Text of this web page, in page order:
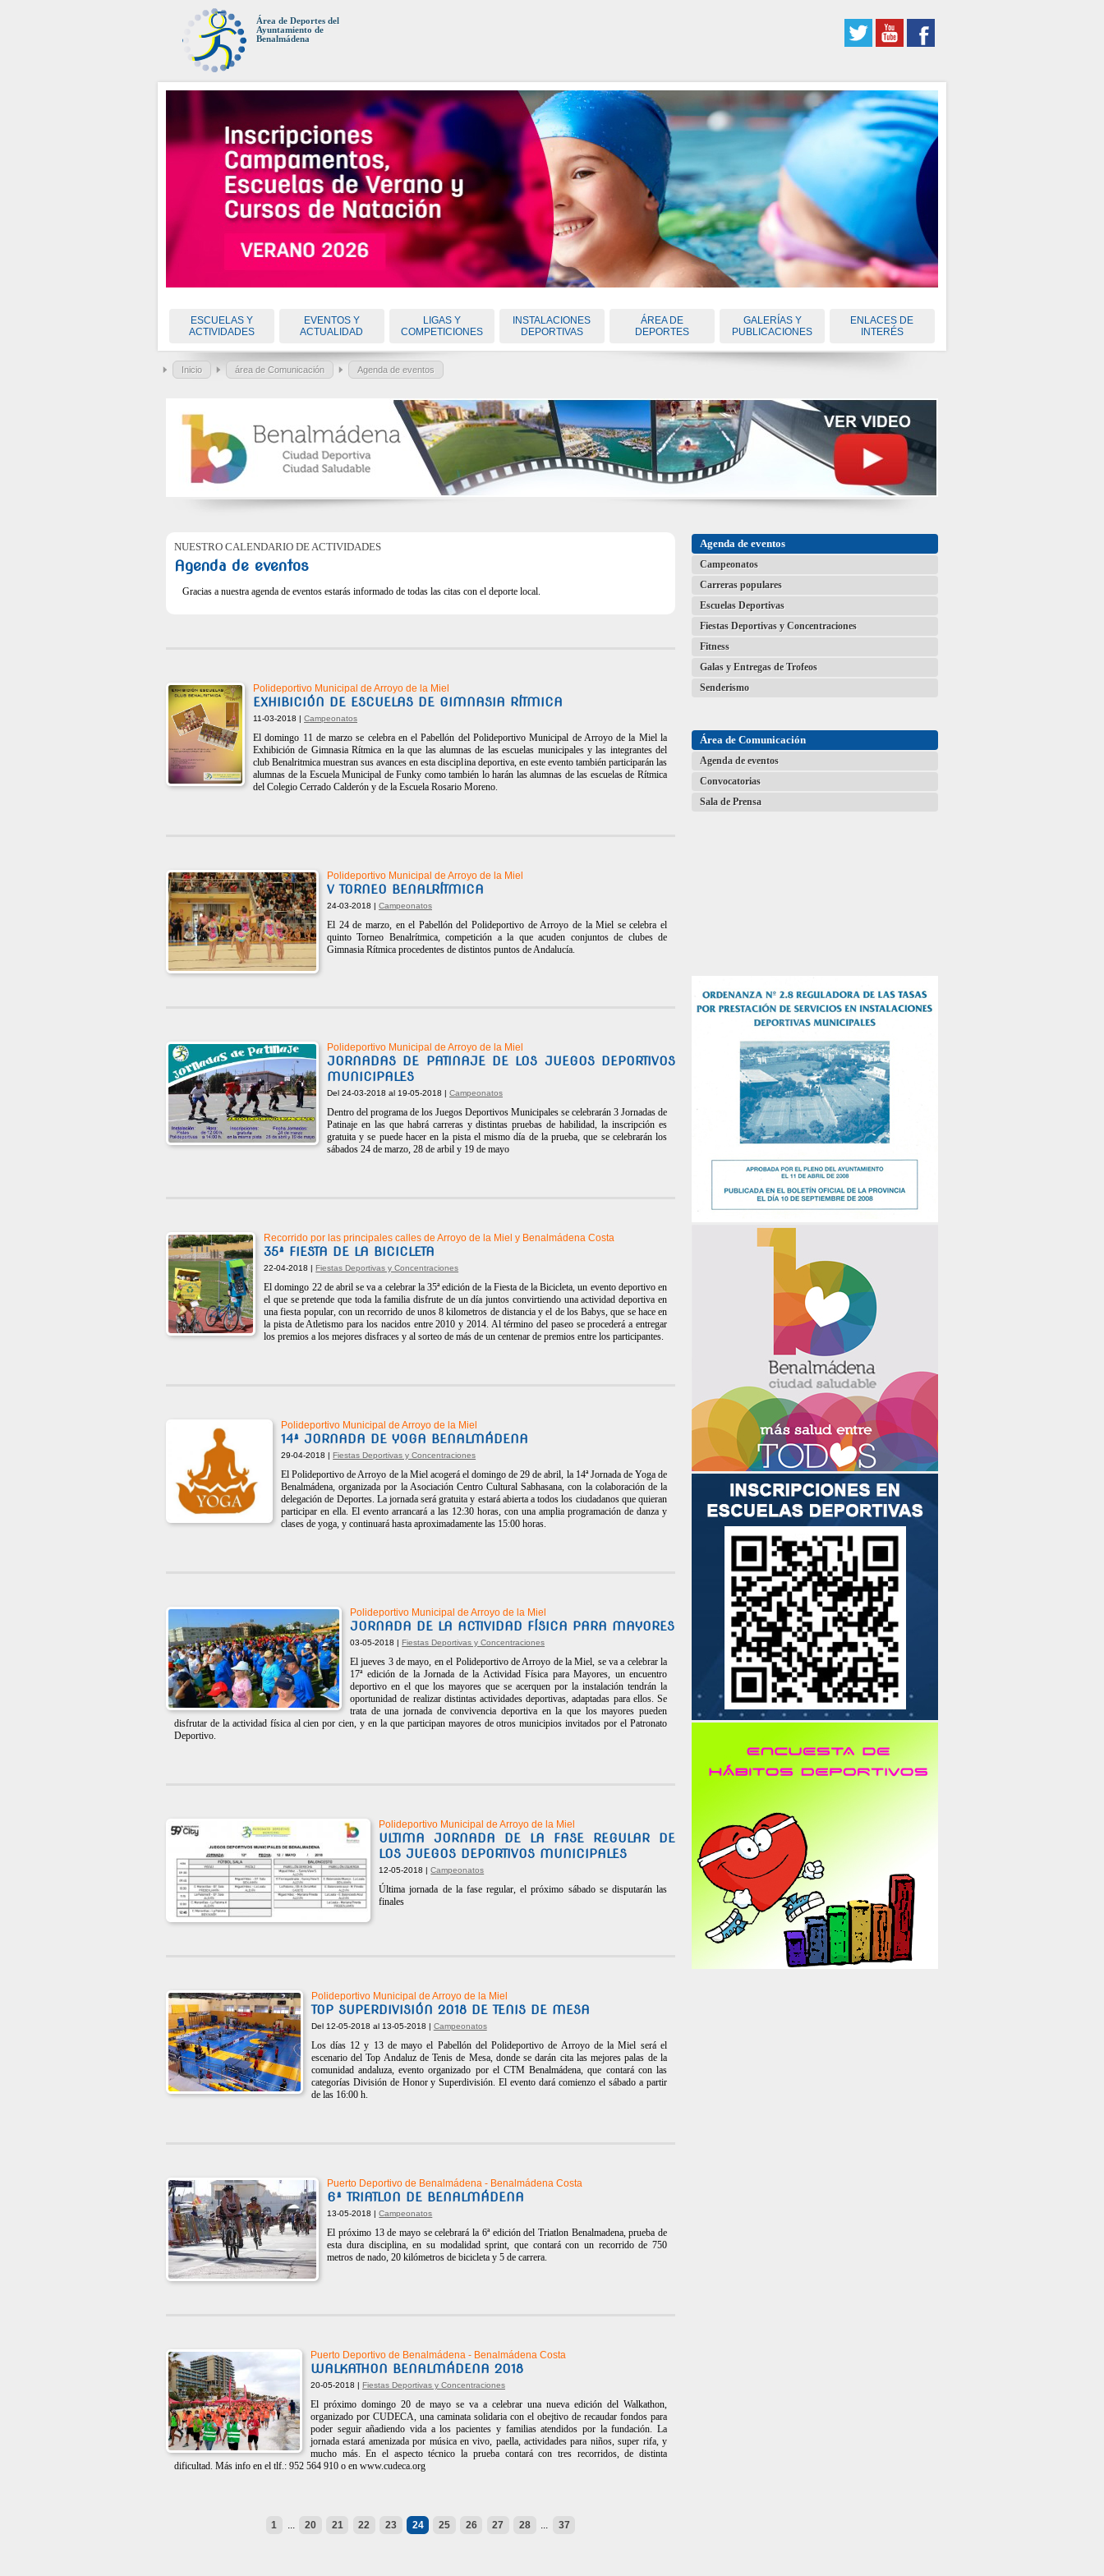
Área de Deportes del
Ayuntamiento de
Benalmádena
ESCUELAS Y
ACTIVIDADES
EVENTOS Y
ACTUALIDAD
LIGAS Y
COMPETICIONES
INSTALACIONES
DEPORTIVAS
ÁREA DE
DEPORTES
GALERÍAS Y
PUBLICACIONES
ENLACES DE
INTERÉS
Inicio área de Comunicación Agenda de eventos
NUESTRO CALENDARIO DE ACTIVIDADES
Agenda de eventos
Gracias a nuestra agenda de eventos estarás informado de todas las citas con el deporte local.
Polideportivo Municipal de Arroyo de la Miel
EXHIBICIÓN DE ESCUELAS DE GIMNASIA RÍTMICA
11-03-2018 | Campeonatos
El domingo 11 de marzo se celebra en el Pabellón del Polideportivo Municipal de Arroyo de la Miel la
Exhibición de Gimnasia Rítmica en la que las alumnas de las escuelas municipales y las integrantes del
club Benalritmica muestran sus avances en esta disciplina deportiva, en este evento también participarán las
alumnas de la Escuela Municipal de Funky como también lo harán las alumnas de las escuelas de Rítmica
del Colegio Cerrado Calderón y de la Escuela Rosario Moreno.
Polideportivo Municipal de Arroyo de la Miel
V TORNEO BENALRÍTMICA
24-03-2018 | Campeonatos
El 24 de marzo, en el Pabellón del Polideportivo de Arroyo de la Miel se celebra el
quinto Torneo Benalrítmica, competición a la que acuden conjuntos de clubes de
Gimnasia Rítmica procedentes de distintos puntos de Andalucía.
Polideportivo Municipal de Arroyo de la Miel
JORNADAS DE PATINAJE DE LOS JUEGOS DEPORTIVOS
MUNICIPALES
Del 24-03-2018 al 19-05-2018 | Campeonatos
Dentro del programa de los Juegos Deportivos Municipales se celebrarán 3 Jornadas de
Patinaje en las que habrá carreras y distintas pruebas de habilidad, la inscripción es
gratuita y se puede hacer en la pista el mismo día de la prueba, que se celebrarán los
sábados 24 de marzo, 28 de arbil y 19 de mayo
Recorrido por las principales calles de Arroyo de la Miel y Benalmádena Costa
35ª FIESTA DE LA BICICLETA
22-04-2018 |Fiestas Deportivas y Concentraciones
El domingo 22 de abril se va a celebrar la 35ª edición de la Fiesta de la Bicicleta, un evento deportivo en
el que se pretende que toda la familia disfrute de un día juntos convirtiendo una actividad deportiva en
una fiesta popular, con un recorrido de unos 8 kilometros de distancia y el de los Babys, que se hace en
la pista de Atletismo para los nacidos entre 2010 y 2014. Al término del paseo se procederá a entregar
los premios a los mejores disfraces y al sorteo de más de un centenar de premios entre los participantes.
Polideportivo Municipal de Arroyo de la Miel
14ª JORNADA DE YOGA BENALMÁDENA
29-04-2018 |Fiestas Deportivas y Concentraciones
El Polideportivo de Arroyo de la Miel acogerá el domingo de 29 de abril, la 14ª Jornada de Yoga de
Benalmádena, organizada por la Asociación Centro Cultural Sabhasana, con la colaboración de la
delegación de Deportes. La jornada será gratuita y estará abierta a todos los ciudadanos que quieran
participar en ella. El evento arrancará a las 12:30 horas, con una amplia programación de danza y
clases de yoga, y continuará hasta aproximadamente las 15:00 horas.
Polideportivo Municipal de Arroyo de la Miel
JORNADA DE LA ACTIVIDAD FÍSICA PARA MAYORES
03-05-2018 |Fiestas Deportivas y Concentraciones
El jueves 3 de mayo, en el Polideportivo de Arroyo de la Miel, se va a celebrar la
17ª edición de la Jornada de la Actividad Física para Mayores, un encuentro
deportivo en el que los mayores que se acerquen por la instalación tendrán la
oportunidad de realizar distintas actividades deportivas, adaptadas para ellos. Se
trata de una jornada de convivencia deportiva en la que los mayores pueden
disfrutar de la actividad física al cien por cien, y en la que participan mayores de otros municipios invitados por el Patronato
Deportivo.
Polideportivo Municipal de Arroyo de la Miel
ULTIMA JORNADA DE LA FASE REGULAR DE
LOS JUEGOS DEPORTIVOS MUNICIPALES
12-05-2018 |Campeonatos
Última jornada de la fase regular, el próximo sábado se disputarán las
finales
Polideportivo Municipal de Arroyo de la Miel
TOP SUPERDIVISIÓN 2018 DE TENIS DE MESA
Del 12-05-2018 al 13-05-2018 | Campeonatos
Los días 12 y 13 de mayo el Pabellón del Polideportivo de Arroyo de la Miel será el
escenario del Top Andaluz de Tenis de Mesa, donde se darán cita las mejores palas de la
comunidad andaluza, evento organizado por el CTM Benalmádena, que contará con las
categorías División de Honor y Superdivisión. El evento dará comienzo el sábado a partir
de las 16:00 h.
Puerto Deportivo de Benalmádena - Benalmádena Costa
6º TRIATLON DE BENALMÁDENA
13-05-2018 |Campeonatos
El próximo 13 de mayo se celebrará la 6ª edición del Triatlon Benalmadena, prueba de
esta dura disciplina, en su modalidad sprint, que contará con un recorrido de 750
metros de nado, 20 kilómetros de bicicleta y 5 de carrera.
Puerto Deportivo de Benalmádena - Benalmádena Costa
WALKATHON BENALMÁDENA 2018
20-05-2018 | Fiestas Deportivas y Concentraciones
El próximo domingo 20 de mayo se va a celebrar una nueva edición del Walkathon,
organizado por CUDECA, una caminata solidaria con el obejtivo de recaudar fondos para
poder seguir añadiendo vida a los pacientes y familias atendidos por la fundación. La
jornada estará amenizada por música en vivo, paella, actividades para niños, super rifa, y
mucho más. En el aspecto técnico la prueba contará con tres recorridos, de distinta
dificultad. Más info en el tlf.: 952 564 910 o en www.cudeca.org
1 20 21 22 23 24 25 26 27 28 37
Agenda de eventos
Campeonatos
Carreras populares
Escuelas Deportivas
Fiestas Deportivas y Concentraciones
Fitness
Galas y Entregas de Trofeos
Senderismo
Área de Comunicación
Agenda de eventos
Convocatorias
Sala de Prensa